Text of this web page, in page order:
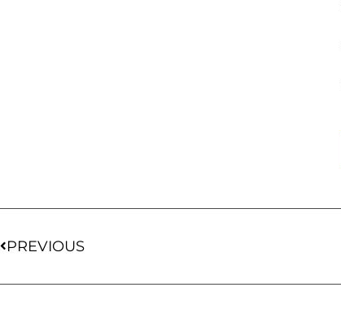
PREVIOUS